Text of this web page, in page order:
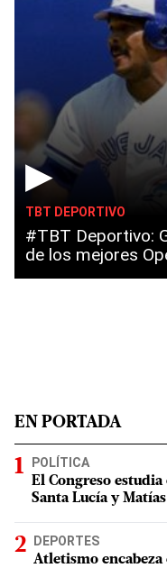
▶
TBT DEPORTIVO
#TBT Deportivo:
de los mejores
EN PORTADA
POLÍTICA
El Congreso
Santa Lucía y
DEPORTES
Atletismo